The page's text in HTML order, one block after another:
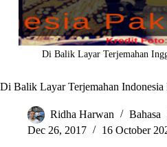
Di Balik Layar Terjemahan
Di Balik Layar Terjemahan
Ridha Harwan Bahasa
Dec 26, 2017
16 October